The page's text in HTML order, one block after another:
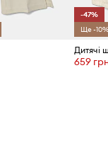
-47%
Ще -
659